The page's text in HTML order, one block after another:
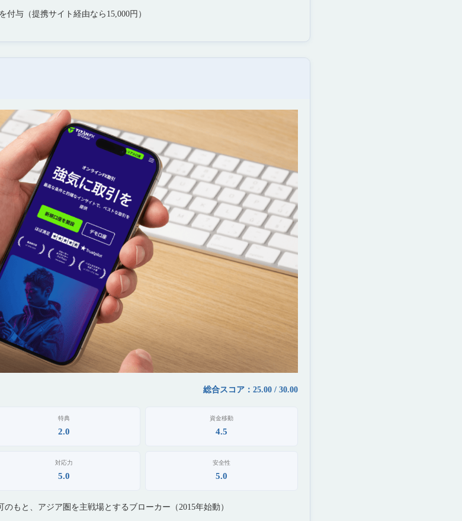
付与（提携サイト経由なら15,000円）
総合スコア：25.00 / 30.00
特典
2.0
資金移動
4.5
対応力
5.0
安全性
5.0
もと、アジア圏を主戦場とするブローカー（2015年始動）